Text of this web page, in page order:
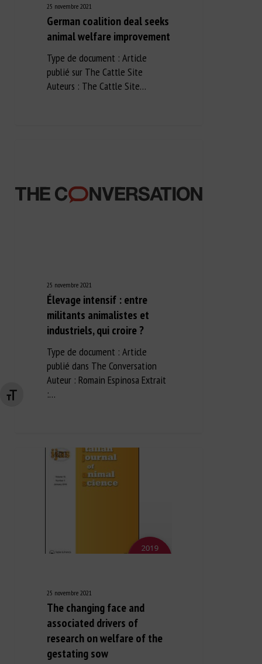
Changer la taille de la police
25 novembre 2021
German coalition deal seeks
animal welfare improvement
Type de document : Article
publié sur The Cattle Site
Auteurs : The Cattle Site…
25 novembre 2021
Élevage intensif : entre
militants animalistes et
industriels, qui croire ?
Type de document : Article
publié dans The Conversation
Auteur : Romain Espinosa Extrait
:…
25 novembre 2021
The changing face and
associated drivers of
research on welfare of the
gestating sow